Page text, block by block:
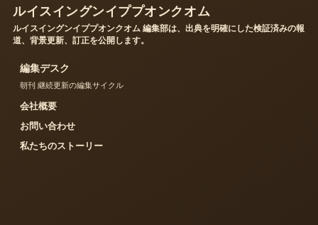
ルイスイングンイププオンクオム
ルイスイングンイププオンクオム 編集部は、出典を明確にした検証済みの報
道、背景更新、訂正を公開します。
編集デスク
朝刊 継続更新の編集サイクル
会社概要
お問い合わせ
私たちのストーリー